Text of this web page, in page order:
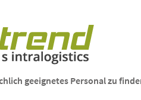
geeignetes Personal zu